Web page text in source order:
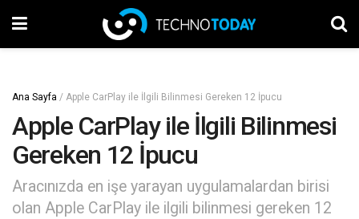
Ana Sayfa / Apple CarPlay ile İlgili Bilinmesi Gereken 12 İpucu
Apple CarPlay ile İlgili Bilinmesi
Gereken 12 İpucu
Aracınızda en işe yarayan uygulamalardan birisi
olan Apple CarPlay ile ilgili bilinmesi gereken 12